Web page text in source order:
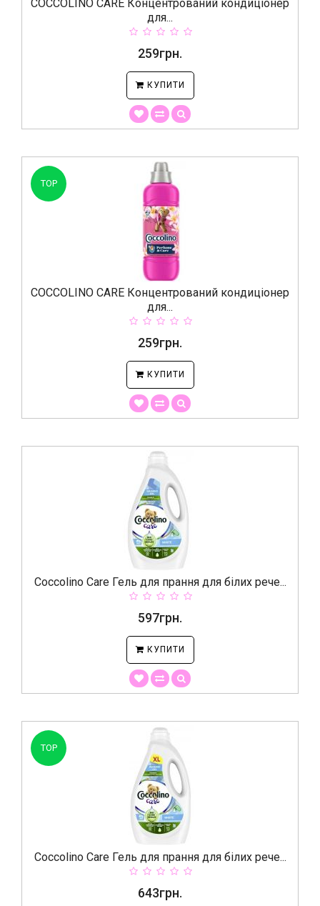
COCCOLINO CARE Концентрований кондиціонер
для...
259грн.
КУПИТИ
TOP
COCCOLINO CARE Концентрований кондиціонер
для...
259грн.
КУПИТИ
Coccolino Care Гель для прання для білих рече...
597грн.
КУПИТИ
TOP
Coccolino Care Гель для прання для білих рече...
643грн.